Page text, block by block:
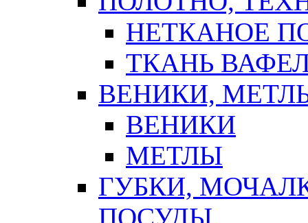
НЕТКАНОЕ
ТКАНЬ
ВЕНИКИ,
ВЕНИКИ
МЕТЛЫ
ГУБКИ,